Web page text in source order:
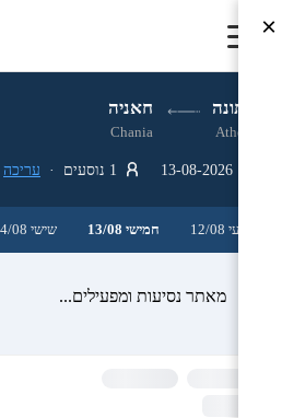
אתונה חאניה
Athens
Chania
עריכה
רביעי 12/08 חמישי 13/08 שישי 14/08
מאתר נסיעות ומפעילים...
×